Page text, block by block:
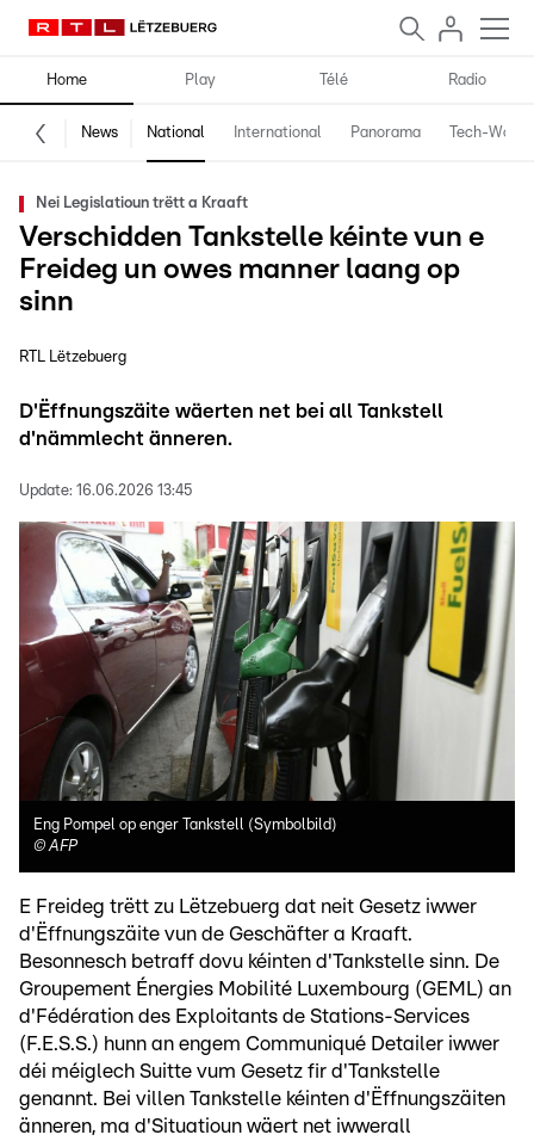
Home Play Télé Radio
News National International Panorama Tech-World
Nei Legislatioun trëtt a Kraaft
Verschidden Tankstelle kéinte vun e
Freideg un owes manner laang op
sinn
RTL Lëtzebuerg
D'Ëffnungszäite wäerten net bei all Tankstell
d'nämmlecht änneren.
Update: 16.06.2026 13:45
Eng Pompel op enger Tankstell (Symbolbild)
©AFP
E Freideg trëtt zu Lëtzebuerg dat neit Gesetz iwwer
d'Ëffnungszäite vun de Geschäfter a Kraaft.
Besonnesch betraff dovu kéinten d'Tankstelle sinn. De
Groupement Énergies Mobilité Luxembourg (GEML) an
d'Fédération des Exploitants de Stations-Services
(F.E.S.S.) hunn an engem Communiqué Detailer iwwer
déi méiglech Suitte vum Gesetz fir d'Tankstelle
genannt. Bei villen Tankstelle kéinten d'Ëffnungszäiten
änneren, ma d'Situatioun wäert net iwwerall